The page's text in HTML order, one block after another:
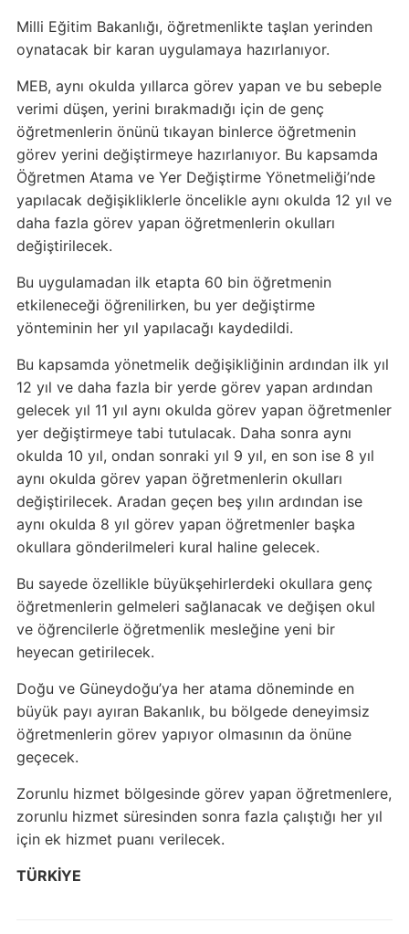
Milli Eğitim Bakanlığı, öğretmenlikte taşlan yerinden
oynatacak bir karan uygulamaya hazırlanıyor.
MEB, aynı okulda yıllarca görev yapan ve bu sebeple
verimi düşen, yerini bırakmadığı için de genç
öğretmenlerin önünü tıkayan binlerce öğretmenin
görev yerini değiştirmeye hazırlanıyor. Bu kapsamda
Öğretmen Atama ve Yer Değiştirme Yönetmeliği’nde
yapılacak değişikliklerle öncelikle aynı okulda 12 yıl ve
daha fazla görev yapan öğretmenlerin okulları
değiştirilecek.
Bu uygulamadan ilk etapta 60 bin öğretmenin
etkileneceği öğrenilirken, bu yer değiştirme
yönteminin her yıl yapılacağı kaydedildi.
Bu kapsamda yönetmelik değişikliğinin ardından ilk yıl
12 yıl ve daha fazla bir yerde görev yapan ardından
gelecek yıl 11 yıl aynı okulda görev yapan öğretmenler
yer değiştirmeye tabi tutulacak. Daha sonra aynı
okulda 10 yıl, ondan sonraki yıl 9 yıl, en son ise 8 yıl
aynı okulda görev yapan öğretmenlerin okulları
değiştirilecek. Aradan geçen beş yılın ardından ise
aynı okulda 8 yıl görev yapan öğretmenler başka
okullara gönderilmeleri kural haline gelecek.
Bu sayede özellikle büyükşehirlerdeki okullara genç
öğretmenlerin gelmeleri sağlanacak ve değişen okul
ve öğrencilerle öğretmenlik mesleğine yeni bir
heyecan getirilecek.
Doğu ve Güneydoğu’ya her atama döneminde en
büyük payı ayıran Bakanlık, bu bölgede deneyimsiz
öğretmenlerin görev yapıyor olmasının da önüne
geçecek.
Zorunlu hizmet bölgesinde görev yapan öğretmenlere,
zorunlu hizmet süresinden sonra fazla çalıştığı her yıl
için ek hizmet puanı verilecek.
TÜRKİYE